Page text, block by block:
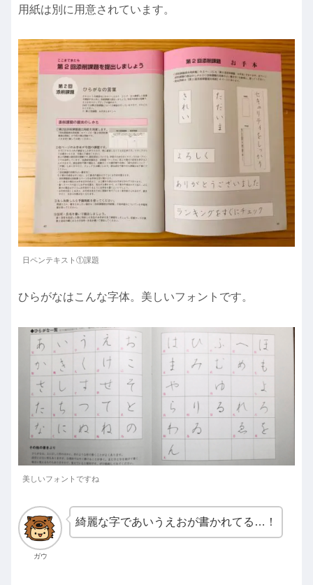
用紙は別に用意されています。
日ペンテキスト①課題
ひらがなはこんな字体。美しいフォントです。
美しいフォントですね
ガウ
綺麗な字であいうえおが書かれてる…！